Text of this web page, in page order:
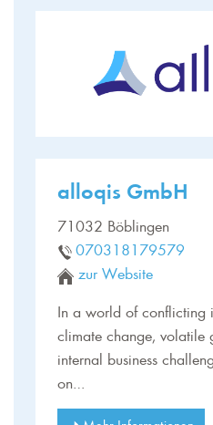
alloqis GmbH
In a world of conflicting
climate change, volatile
internal business
on…
71032 Böblingen
070318179579
zur Website